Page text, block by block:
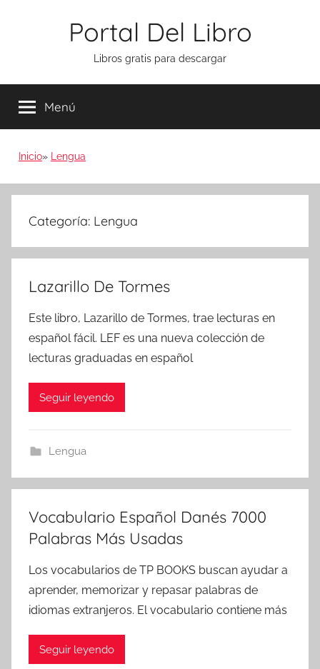
Portal Del Libro
Libros gratis para descargar
Menú
Inicio Lengua
Categoría: Lengua
Lazarillo De Tormes
Este libro, Lazarillo de Tormes, trae lecturas en
español fácil. LEF es una nueva colección de
lecturas graduadas en español
Seguir leyendo
Lengua
Vocabulario Español Danés 7000
Palabras Más Usadas
Los vocabularios de TP BOOKS buscan ayudar a
aprender, memorizar y repasar palabras de
idiomas extranjeros. El vocabulario contiene más
Seguir leyendo